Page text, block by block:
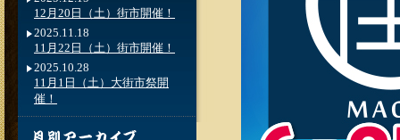
12月20日（土）街市開催！
2025.11.18
11月22日（土）街市開催！
2025.10.28
11月1日（土）大街市祭開
催！